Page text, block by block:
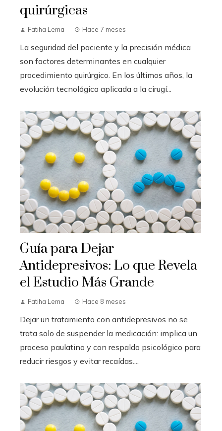
quirúrgicas
Fatiha Lema Hace 7 meses
La seguridad del paciente y la precisión médica
son factores determinantes en cualquier
procedimiento quirúrgico. En los últimos años, la
evolución tecnológica aplicada a la cirugí...
Guía para Dejar
Antidepresivos: Lo que Revela
el Estudio Más Grande
Fatiha Lema Hace 8 meses
Dejar un tratamiento con antidepresivos no se
trata solo de suspender la medicación: implica un
proceso paulatino y con respaldo psicológico para
reducir riesgos y evitar recaídas....